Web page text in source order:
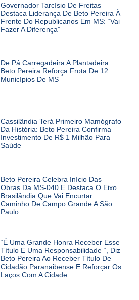
Governador Tarcísio De Freitas
Destaca Liderança De Beto Pereira À
Frente Do Republicanos Em MS: “Vai
Fazer A Diferença”
De Pá Carregadeira A Plantadeira:
Beto Pereira Reforça Frota De 12
Municípios De MS
Cassilândia Terá Primeiro Mamógrafo
Da História: Beto Pereira Confirma
Investimento De R$ 1 Milhão Para
Saúde
Beto Pereira Celebra Início Das
Obras Da MS-040 E Destaca O Eixo
Brasilândia Que Vai Encurtar
Caminho De Campo Grande A São
Paulo
“É Uma Grande Honra Receber Esse
Título E Uma Responsabilidade “, Diz
Beto Pereira Ao Receber Título De
Cidadão Paranaibense E Reforçar Os
Laços Com A Cidade